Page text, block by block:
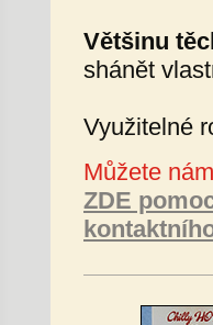
Většinu
shánět
Využitelné
Můžete
ZDE